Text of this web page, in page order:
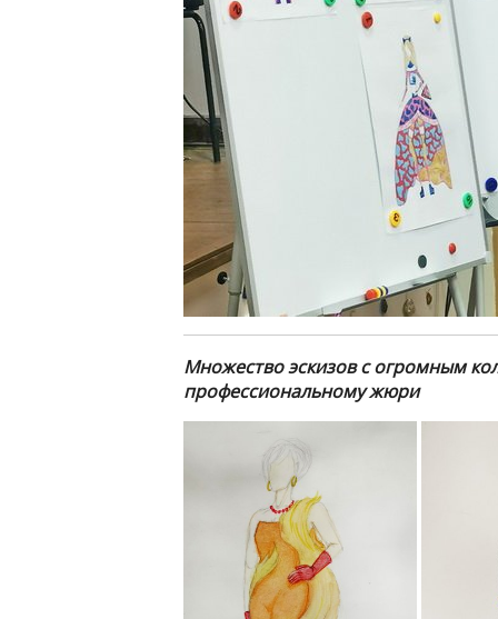
Множество эскизов с огромным
профессиональному жюри